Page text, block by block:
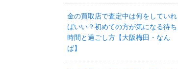
金の買取店で査定中は何をしていれ
ばいい？初めての方が気になる待ち
時間と過ごし方【大阪梅田・なん
ば】